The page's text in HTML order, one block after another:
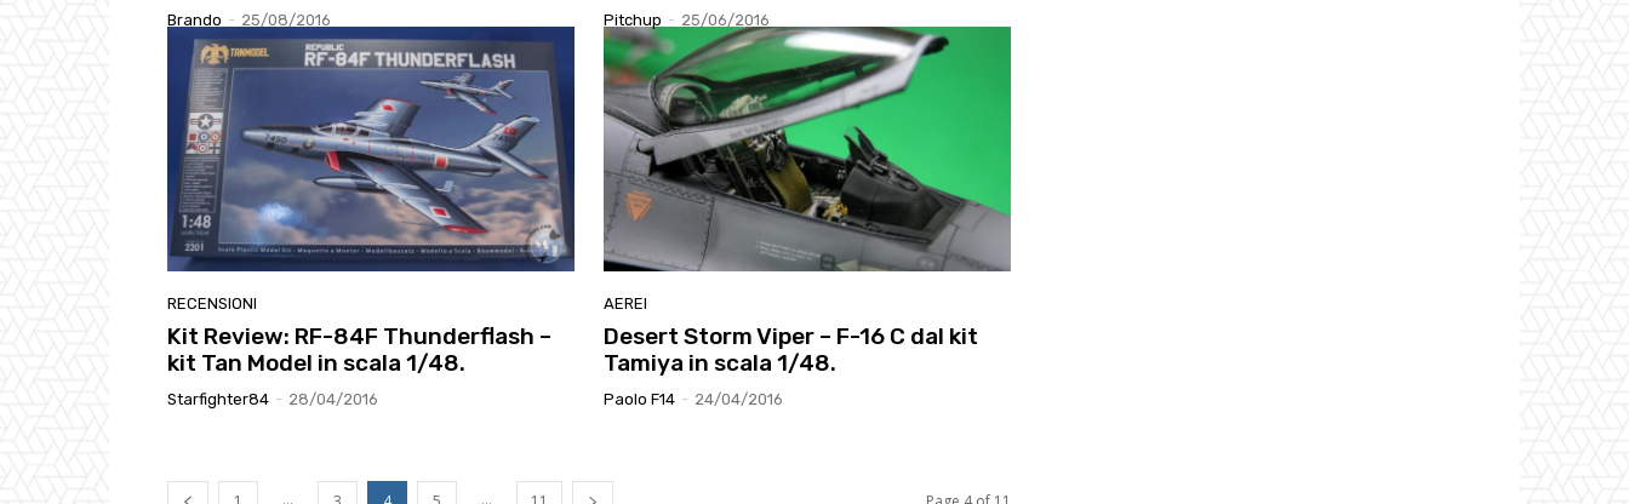
Brando - 25/08/2016 Pitchup - 25/06/2016
RECENSIONI
Kit Review: RF-84F Thunderflash –
kit Tan Model in scala 1/48.
Starfighter84 - 28/04/2016
AEREI
Desert Storm Viper – F-16 C dal kit
Tamiya in scala 1/48.
Paolo F14 - 24/04/2016
... ...